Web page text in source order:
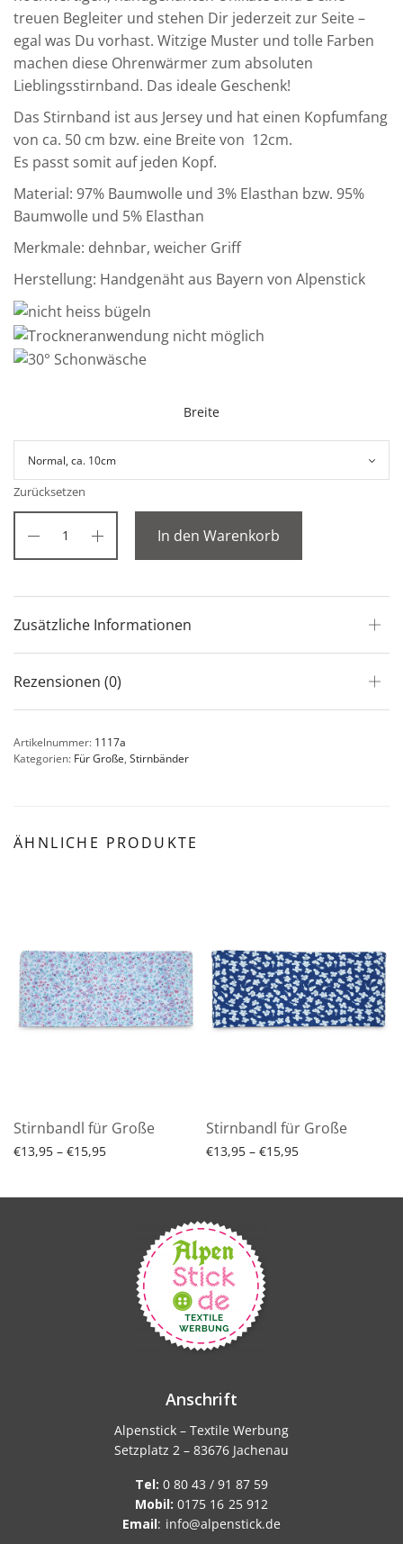
treuen Begleiter und stehen Dir jederzeit zur Seite –
egal was Du vorhast. Witzige Muster und tolle Farben
machen diese Ohrenwärmer zum absoluten
Lieblingsstirnband. Das ideale Geschenk!
Das Stirnband ist aus Jersey und hat einen Kopfumfang
von ca. 50 cm bzw. eine Breite von 12cm.
Es passt somit auf jeden Kopf.
Material: 97% Baumwolle und 3% Elasthan bzw. 95%
Baumwolle und 5% Elasthan
Merkmale: dehnbar, weicher Griff
Herstellung: Handgenäht aus Bayern von Alpenstick
Breite
Zurücksetzen
In den Warenkorb
Zusätzliche Informationen
Rezensionen (0)
Artikelnummer: 1117a
Kategorien: Für Große, Stirnbänder
ÄHNLICHE PRODUKTE
Stirnbandl für Große
€13,95 – €15,95Preisspanne:
Stirnbandl für Große
€13,95 – €15,95Preisspanne:
Anschrift
Alpenstick – Textile Werbung
Setzplatz 2 – 83676 Jachenau
Tel: 0 80 43 / 91 87 59
Mobil: 0175 16 25 912
Email: info@alpenstick.de